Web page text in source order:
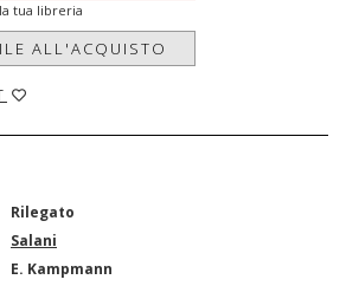
tua libreria
ALL'ACQUISTO
Rilegato
Salani
E. Kampmann